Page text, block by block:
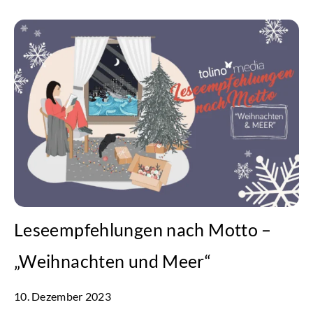
Leseempfehlungen nach Motto –
„Weihnachten und Meer“
10. Dezember 2023